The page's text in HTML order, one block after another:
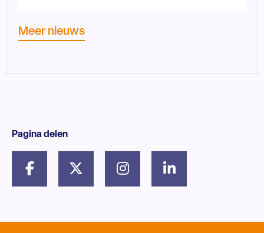
Meer nieuws
Pagina delen